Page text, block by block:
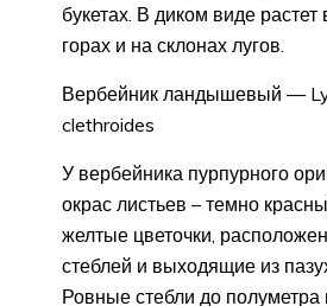
букетах. В диком виде
горах и на склонах лугов.
Вербейник ландышевый —
clethroides
У вербейника пурпурного
окрас листьев – темно
желтые цветочки,
стеблей и выходящие из
Ровные стебли до